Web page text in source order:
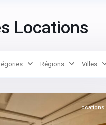
Locations
Régions Villes
Locations